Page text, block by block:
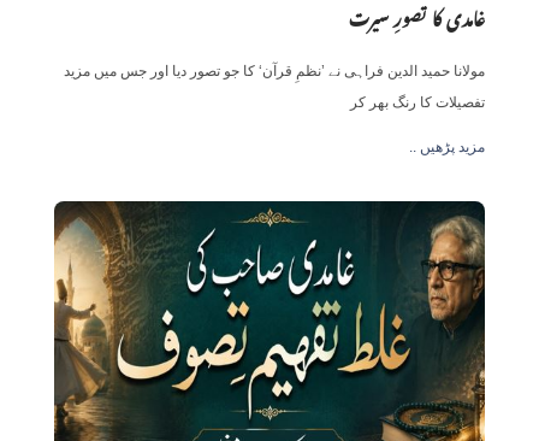
غامدی کا تصورِ سیرت
مولانا حمید الدین فراہی نے ’نظمِ قرآن‘ کا جو تصور دیا اور جس میں مزید
تفصیلات کا رنگ بھر کر
.. مزید پڑھیں